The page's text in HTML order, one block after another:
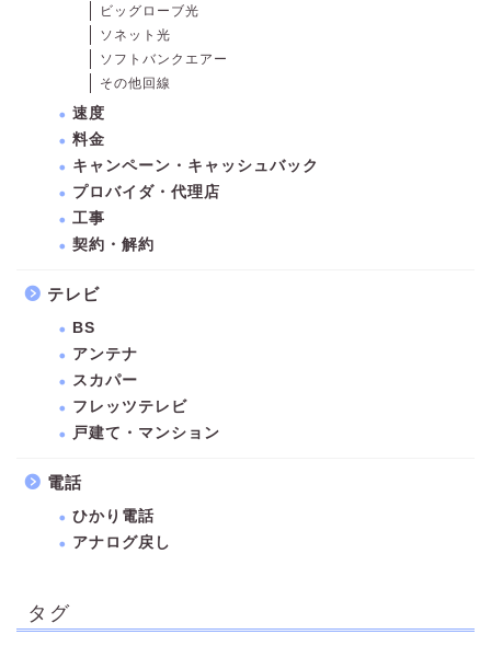
ビッグローブ光
ソネット光
ソフトバンクエアー
その他回線
速度
料金
キャンペーン・キャッシュバック
プロバイダ・代理店
工事
契約・解約
テレビ
BS
アンテナ
スカパー
フレッツテレビ
戸建て・マンション
電話
ひかり電話
アナログ戻し
タグ